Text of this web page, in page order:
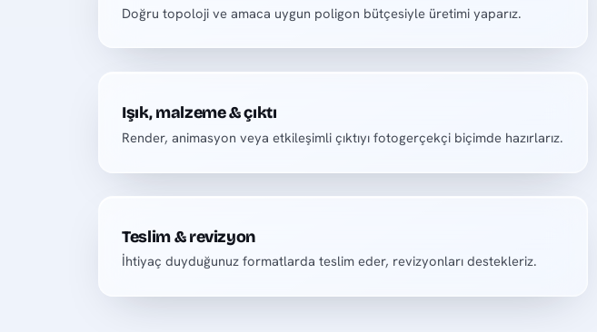
Doğru topoloji ve amaca uygun poligon bütçesiyle üretimi yaparız.
Işık, malzeme & çıktı
Render, animasyon veya etkileşimli çıktıyı fotogerçekçi biçimde hazırlarız.
Teslim & revizyon
İhtiyaç duyduğunuz formatlarda teslim eder, revizyonları destekleriz.